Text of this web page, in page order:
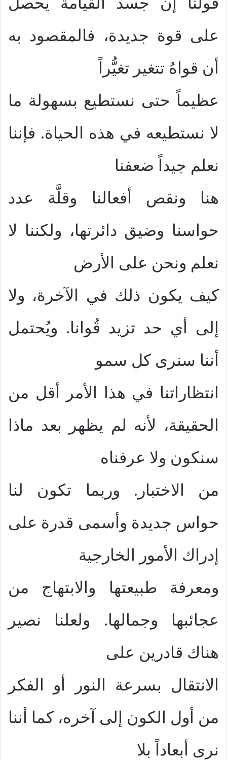
على قوة جديدة، فالمقصود به
أن قواهُ تتغير تغيُّراً
عظيماً حتى نستطيع بسهولة ما
لا نستطيعه في هذه الحياة. فإننا
نعلم جيداً ضعفنا
هنا ونقص أفعالنا وقلَّة عدد
حواسنا وضيق دائرتها، ولكننا لا
نعلم ونحن على الأرض
كيف يكون ذلك في الآخرة، ولا
إلى أي حد تزيد قُوانا. ويُحتمل
أننا سنرى كل سمو
انتظاراتنا في هذا الأمر أقل من
الحقيقة، لأنه لم يظهر بعد ماذا
سنكون ولا عرفناه
من الاختبار. وربما تكون لنا
حواس جديدة وأسمى قدرة على
إدراك الأمور الخارجية
ومعرفة طبيعتها والابتهاج من
عجائبها وجمالها. ولعلنا نصير
هناك قادرين على
الانتقال بسرعة النور أو الفكر
من أول الكون إلى آخره، كما أننا
نرى أبعاداً بلا